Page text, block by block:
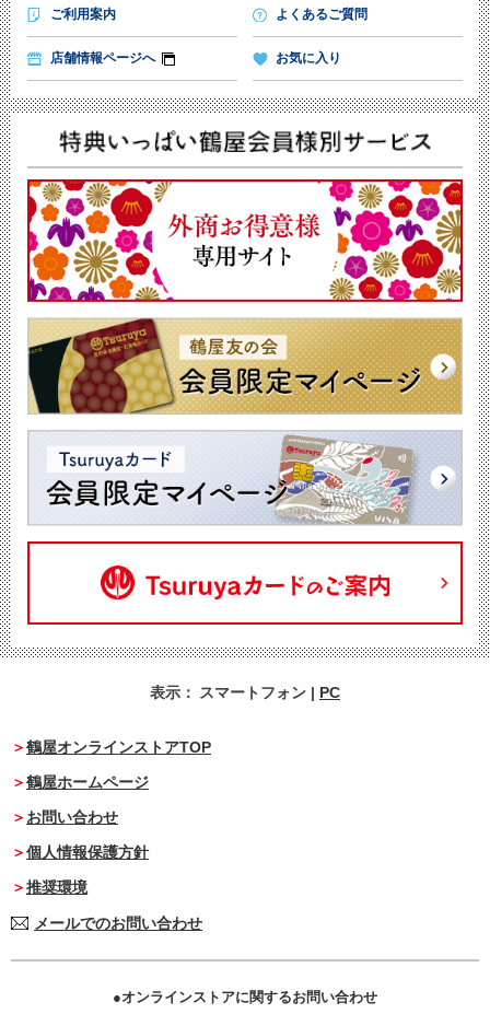
ご利用案内 よくあるご質問
店舗情報ページへ お気に入り
表示： スマートフォン | PC
鶴屋オンラインストアTOP
鶴屋ホームページ
お問い合わせ
個人情報保護方針
推奨環境
メールでのお問い合わせ
オンラインストアに関するお問い合わせ